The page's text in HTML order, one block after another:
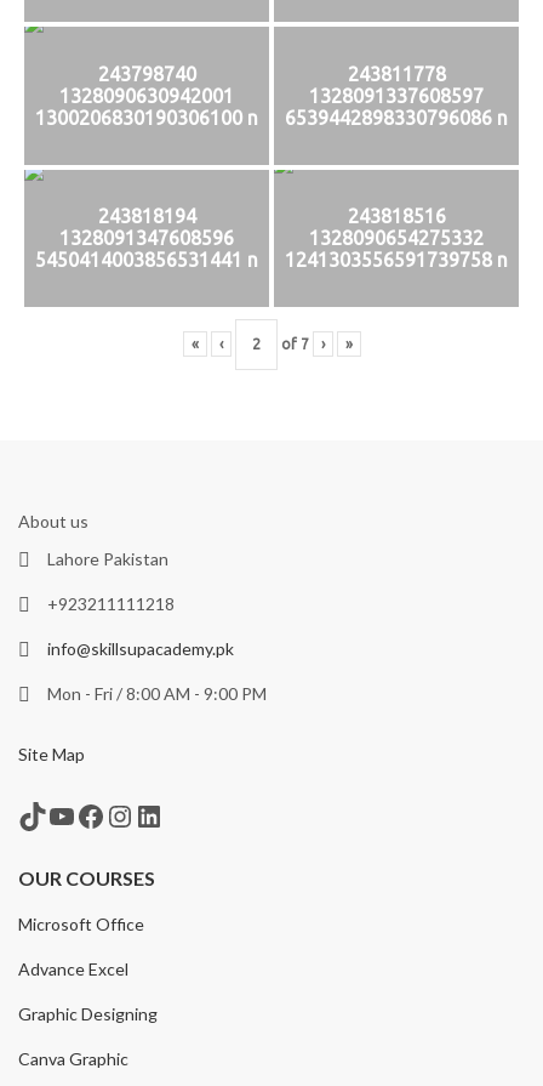
243798740
1328090630942001
1300206830190306100 n
243811778
1328091337608597
6539442898330796086 n
243818194
1328091347608596
5450414003856531441 n
243818516
1328090654275332
1241303556591739758 n
« ‹ of 7 › »
About us
Lahore Pakistan
+923211111218
info@skillsupacademy.pk
Mon - Fri / 8:00 AM - 9:00 PM
Site Map
TikTok
YouTube
Facebook
Instagram
LinkedIn
OUR COURSES
Microsoft Office
Advance Excel
Graphic Designing
Canva Graphic